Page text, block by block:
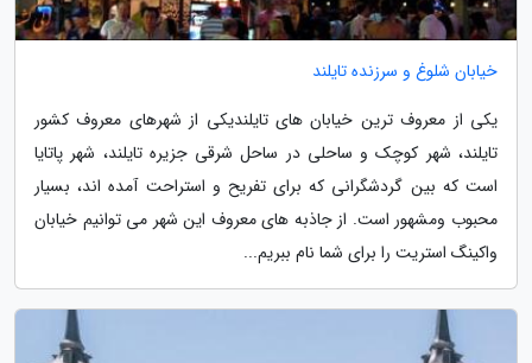
خیابان شلوغ و سرزنده تایلند
یکی از معروف ترین خیابان های تایلندیکی از شهرهای معروف کشور
تایلند، شهر کوچک و ساحلی در ساحل شرقی جزیره تایلند، شهر پاتایا
است که بین گردشگرانی که برای تفریح و استراحت آمده اند، بسیار
محبوب ومشهور است. از جاذبه های معروف این شهر می توانیم خیابان
واکینگ استریت را برای شما نام ببریم...